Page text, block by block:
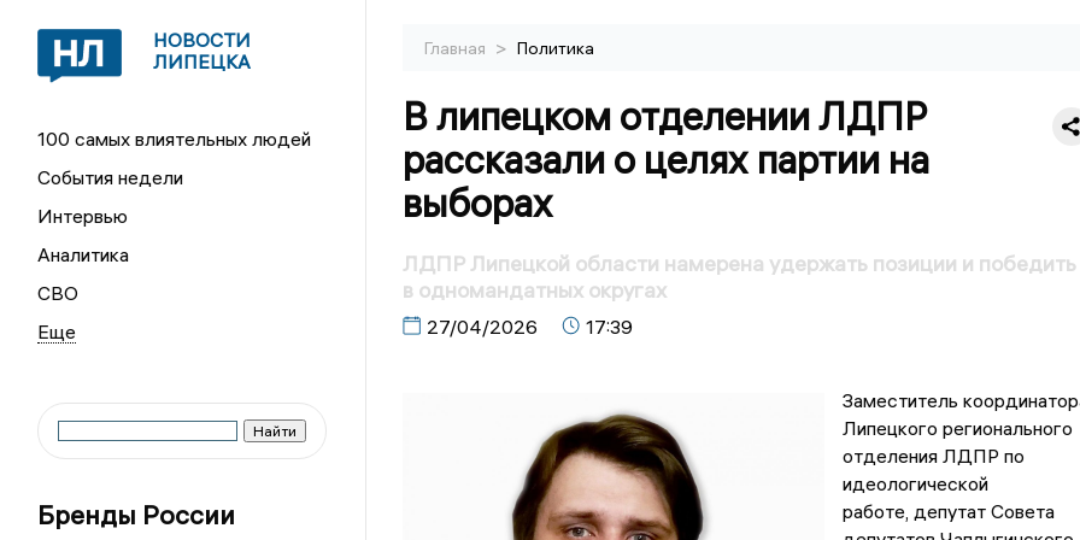
НОВОСТИ
ЛИПЕЦКА
100 самых влиятельных людей
События недели
Интервью
Аналитика
СВО
Бренды России
Главная > Политика
В липецком отделении ЛДПР
рассказали о целях партии на
выборах
ЛДПР Липецкой области намерена удержать позиции и победить
в одномандатных округах
27/04/2026 17:39
Заместитель
Липецкого регионального
отделения ЛДПР по
идеологической
работе, депутат Совета